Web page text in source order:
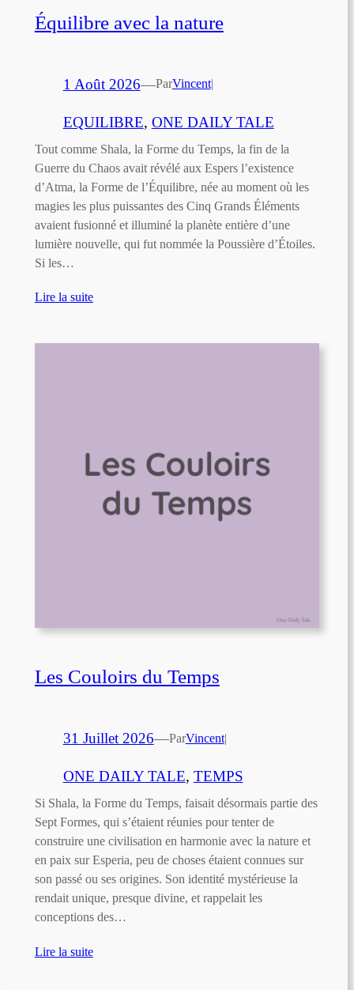
Équilibre avec la nature
1 Août 2026—ParVincent|
EQUILIBRE, ONE DAILY TALE
Tout comme Shala, la Forme du Temps, la fin de la
Guerre du Chaos avait révélé aux Espers l’existence
d’Atma, la Forme de l’Équilibre, née au moment où les
magies les plus puissantes des Cinq Grands Éléments
avaient fusionné et illuminé la planète entière d’une
lumière nouvelle, qui fut nommée la Poussière d’Étoiles.
Si les…
Lire la suite
Les Couloirs du Temps
31 Juillet 2026—ParVincent|
ONE DAILY TALE, TEMPS
Si Shala, la Forme du Temps, faisait désormais partie des
Sept Formes, qui s’étaient réunies pour tenter de
construire une civilisation en harmonie avec la nature et
en paix sur Esperia, peu de choses étaient connues sur
son passé ou ses origines. Son identité mystérieuse la
rendait unique, presque divine, et rappelait les
conceptions des…
Lire la suite